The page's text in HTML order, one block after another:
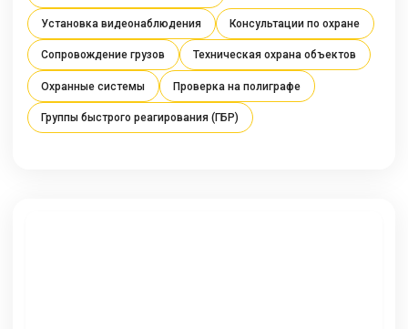
Установка видеонаблюдения Консультации по охране
Сопровождение грузов Техническая охрана объектов
Охранные системы Проверка на полиграфе
Группы быстрого реагирования (ГБР)